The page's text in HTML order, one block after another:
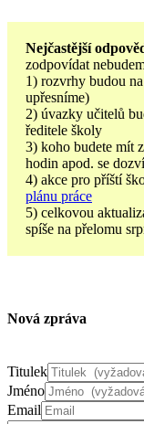
Nejčastější
zodpovídat
1) rozvrhy budou
upřesníme)
2) úvazky učitelů
ředitele školy
3) koho budete mít
hodin apod. se
4) akce pro příští
plánu práce
5) celkovou
spíše na přelomu
Nová zpráva
Titulek
Jméno
Email